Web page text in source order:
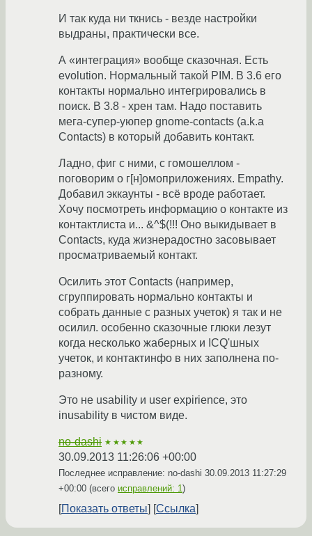
И так куда ни ткнись - везде настройки
выдраны, практически все.
А «интеграция» вообще сказочная. Есть
evolution. Нормальный такой PIM. В 3.6 его
контакты нормально интегрировались в
поиск. В 3.8 - хрен там. Надо поставить
мега-супер-уюпер gnome-contacts (a.k.a
Contacts) в который добавить контакт.
Ладно, фиг с ними, с гомошеллом -
поговорим о г[н]омоприложениях. Empathy.
Добавил эккаунты - всё вроде работает.
Хочу посмотреть информацию о контакте из
контактлиста и... &^$(!!! Оно выкидывает в
Contacts, куда жизнерадостно засовывает
просматриваемый контакт.
Осилить этот Contacts (например,
сгруппировать нормально контакты и
собрать данные с разных учеток) я так и не
осилил. особенно сказочные глюки лезут
когда несколько жаберных и ICQ'шных
учеток, и контактинфо в них заполнена по-
разному.
Это не usability и user expirience, это
inusability в чистом виде.
no-dashi ★★★★★
30.09.2013 11:26:06 +00:00
Последнее исправление: no-dashi 30.09.2013 11:27:29
+00:00 (всего исправлений: 1)
Показать ответы Ссылка